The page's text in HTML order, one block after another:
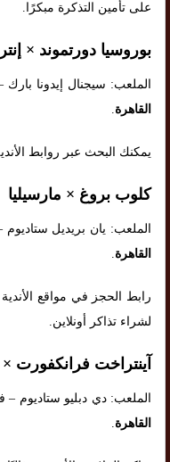
على تأمين التذكرة مبكرًا.
بوروسيا دورتموند ×
الملعب: سيجنال إيدونا بارك
القاهرة.
يمكنك البحث عبر روابط
كلوب بروغ × مارسيليا
الملعب: يان بريديل
القاهرة.
رابط الحجز في مواقع الأندية
لشراء تذاكر أونلاين.
آينتراخت فرانكفورت ×
الملعب: دي دبليو ستاديوم –
القاهرة.